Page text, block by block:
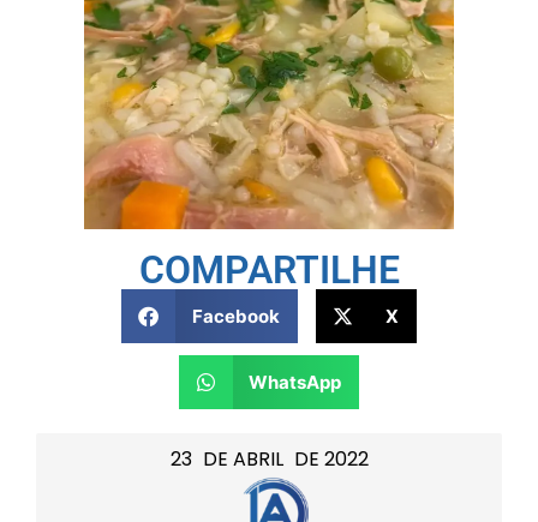
23 DE ABRIL DE 2022
COMPARTILHE
Facebook X
WhatsApp